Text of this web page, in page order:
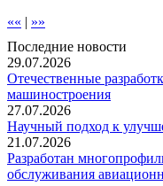
«« | »»
Последние новости
29.07.2026
Отечественные
машиностроения
27.07.2026
Научный подход к
21.07.2026
Разработан
обслуживания